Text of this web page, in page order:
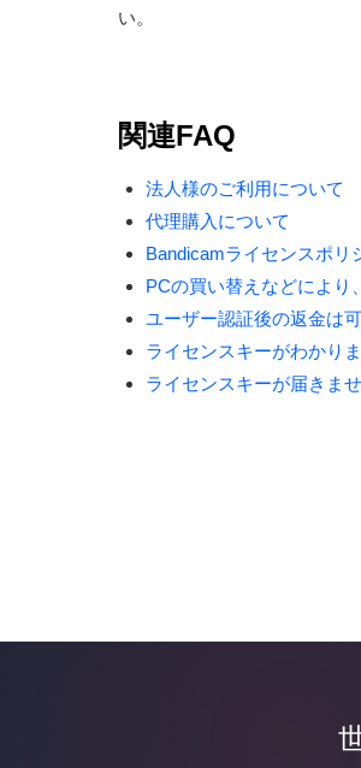
い。
関連FAQ
法人様のご利用について
代理購入について
Bandicamライセンスポリ
PCの買い替えなどにより
ユーザー認証後の返金は
ライセンスキーがわかり
ライセンスキーが届きませ